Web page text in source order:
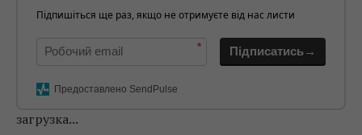
Підпишіться ще раз, якщо не отримуєте від нас листи
* Підписатись→
Предоставлено SendPulse
загрузка...